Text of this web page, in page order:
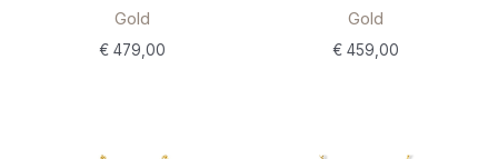
Gold
€479,00
Gold
€ 459,00